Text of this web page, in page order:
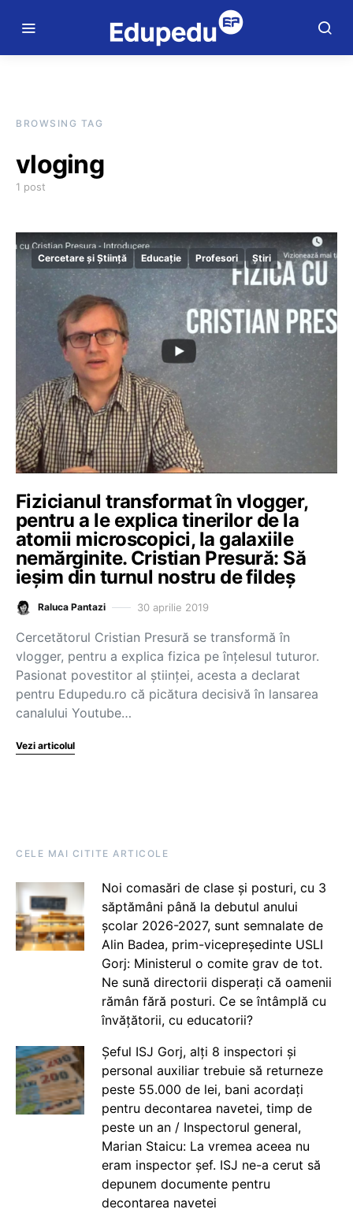
BROWSING TAG
vloging
1 post
Cercetare și Știință Educație Profesori Știri
Fizicianul transformat în vlogger,
pentru a le explica tinerilor de la
atomii microscopici, la galaxiile
nemărginite. Cristian Presură: Să
ieșim din turnul nostru de fildeș
Raluca Pantazi 30 aprilie 2019
Cercetătorul Cristian Presură se transformă în
vlogger, pentru a explica fizica pe înțelesul tuturor.
Pasionat povestitor al științei, acesta a declarat
pentru Edupedu.ro că picătura decisivă în lansarea
canalului Youtube…
Vezi articolul
CELE MAI CITITE ARTICOLE
Noi comasări de clase și posturi, cu 3
săptămâni până la debutul anului
școlar 2026-2027, sunt semnalate de
Alin Badea, prim-vicepreședinte USLI
Gorj: Ministerul o comite grav de tot.
Ne sună directorii disperați că oamenii
rămân fără posturi. Ce se întâmplă cu
învățătorii, cu educatorii?
Șeful ISJ Gorj, alți 8 inspectori și
personal auxiliar trebuie să returneze
peste 55.000 de lei, bani acordați
pentru decontarea navetei, timp de
peste un an / Inspectorul general,
Marian Staicu: La vremea aceea nu
eram inspector șef. ISJ ne-a cerut să
depunem documente pentru
decontarea navetei